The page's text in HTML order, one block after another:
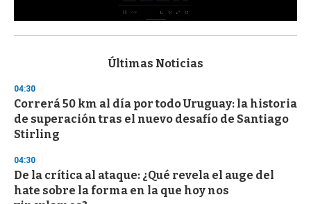
s
d
s
o
f
3
s
e
c
o
Últimas Noticias
04:30
Correrá 50 km al día por todo Uruguay: la historia
de superación tras el nuevo desafío de Santiago
Stirling
04:30
De la crítica al ataque: ¿Qué revela el auge del
hate sobre la forma en la que hoy nos